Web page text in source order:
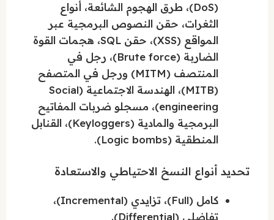
(DoS)، طرق الهجوم الشائعة، أنواع
الثغرات، حقن النصوص البرمجية عبر
المواقع (XSS)، حقن SQL، هجمات القوة
الضاربة (Brute force)، رجل في
المنتصف (MITM) ورجل في المتصفح
(MITB)، الهندسة الاجتماعية (Social
engineering)، مسجلو ضربات المفاتيح
البرمجية والمادية (Keyloggers)، القنابل
المنطقية (Logic bombs).
تحديد أنواع النسخ الاحتياطي والاستعادة
كامل (Full)، تزايدي (Incremental)،
تفاضلي (Differential).